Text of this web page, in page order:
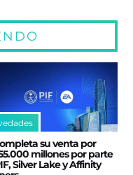
su venta por
millones por parte
Silver Lake y Affinity